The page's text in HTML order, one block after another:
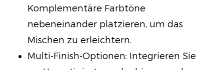
Komplementäre Farbtöne
nebeneinander platzieren, um das
Mischen zu erleichtern.
Multi-Finish-Optionen: Integrieren Sie